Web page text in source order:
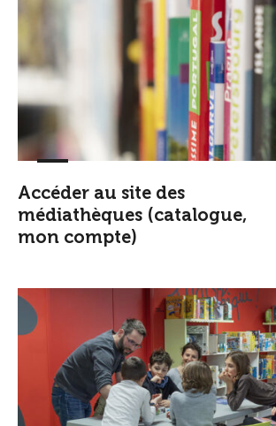
Accéder au site des
médiathèques (catalogue,
mon compte)